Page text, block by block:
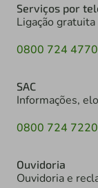
Serviços por
Ligação gratuita
0800 724 4770
SAC
Informações,
0800 724 7220
Ouvidoria
Ouvidoria e